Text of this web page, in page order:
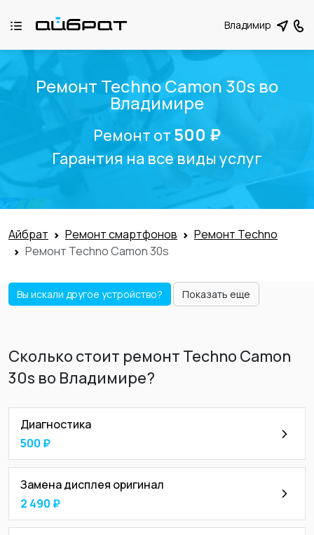
Владимир
Ремонт Techno Camon 30s во
Владимире
Ремонт от 500 ₽
Гарантия на все виды услуг
Айбрат Ремонт смартфонов
Ремонт Techno
Ремонт Techno Camon 30s
Вы искали другое устройство? Показать еще
Сколько стоит ремонт Techno Camon
30s во Владимире?
Диагностика
500 ₽
Замена дисплея оригинал
2 490 ₽